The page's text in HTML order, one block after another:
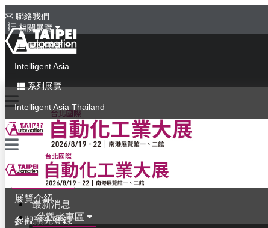
聯絡我們
相關展覽
同期展覽
Intelligent Asia
系列展覽
Intelligent Asia Thailand
English
最新消息
參觀者專區
最新消息
參觀者專區
展覽介紹
參觀預先登錄